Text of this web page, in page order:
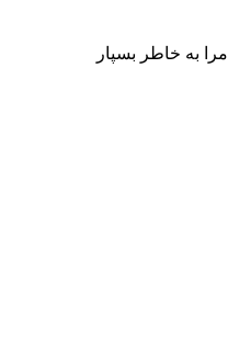
مرا به خاطر بسپار